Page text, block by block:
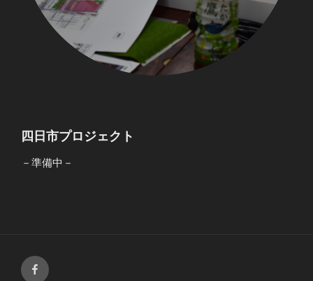
四日市プロジェクト
－準備中－
Facebook